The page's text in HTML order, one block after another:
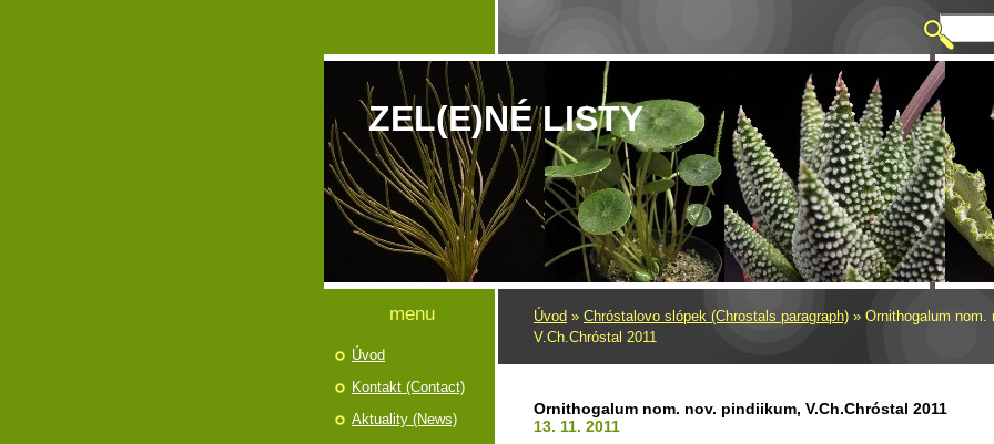
ZEL(E)NÉ LISTY
Úvod » Chróstalovo slópek (Chrostals paragraph) » Ornithogalum nom.
V.Ch.Chróstal 2011
Ornithogalum nom. nov. pindiikum, V.Ch.Chróstal 2011
13. 11. 2011
menu
Úvod
Kontakt (Contact)
Aktuality (News)